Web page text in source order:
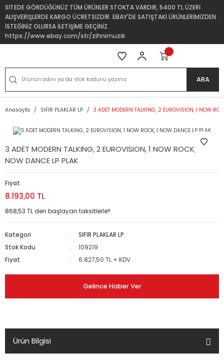
SİTEDE GÖRDÜĞÜNÜZ TÜM ÜRÜNLER STOKTA VARDIR, 5400 TL ÜZERİ
ALIŞVERİŞLERDE KARGO ÜCRETSİZDİR. EBAY'DE SATIŞTAKİ ÜRÜNLERİMİZDEN
İSTEĞİNİZ OLURSA İLETİŞİME GEÇİNİZ.
https://www.ebay.com/str/zihnimuzik
ARA
Anasayfa SIFIR PLAKLAR LP 3 ADET MODERN TALKING, 2 EUROVISION, 1 NOW
3 ADET MODERN TALKING, 2 EUROVISION, 1 NOW ROCK, 1
NOW DANCE LP PLAK
Fiyat
8.193,00 TL
868,53 TL den başlayan taksitlerle!!
Kategori
SIFIR PLAKLAR LP
Stok Kodu
109219
Fiyat
6.827,50 TL + KDV
Gelince Haber Ver
Ürün Bilgisi